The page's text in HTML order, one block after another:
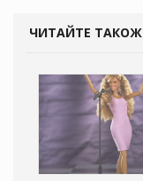
ЧИТАЙТЕ ТАКОЖ